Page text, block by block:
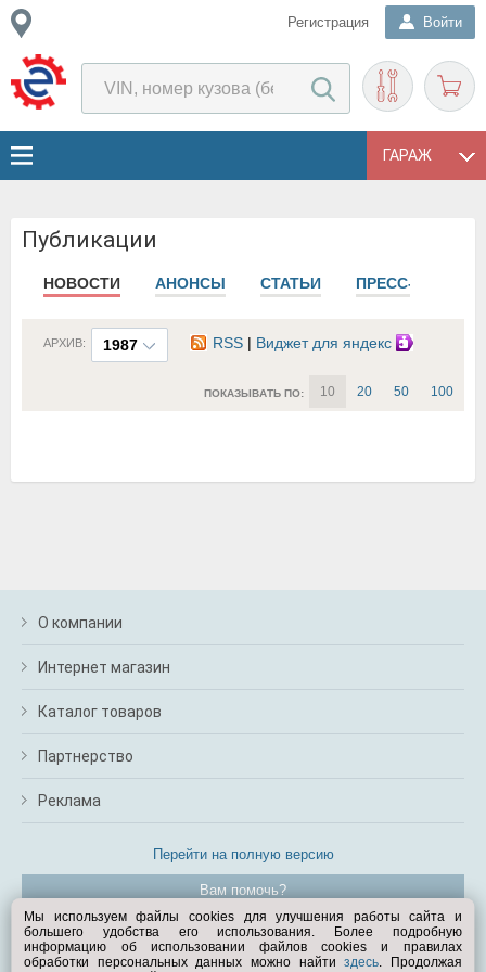
Регистрация Войти
ГАРАЖ
Публикации
НОВОСТИ АНОНСЫ СТАТЬИ ПРЕСС-РЕЛИЗЫ
1987
АРХИВ: RSS | Виджет для яндекс
ПОКАЗЫВАТЬ ПО: 10 20 50 100
О компании
Интернет магазин
Каталог товаров
Партнерство
Реклама
Перейти на полную версию
Вам помочь?
© Exist.ru 1998—2026
Мы используем файлы cookies для улучшения работы сайта и
большего удобства его использования. Более подробную
информацию об использовании файлов cookies и правилах
обработки персональных данных можно найтиздесь. Продолжая